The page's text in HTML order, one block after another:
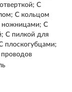
С
С кольцом
ножницами; С
С пилкой для
плоскогубцами;